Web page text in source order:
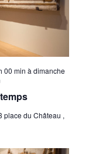
00 min àdimanche
place du Château ,